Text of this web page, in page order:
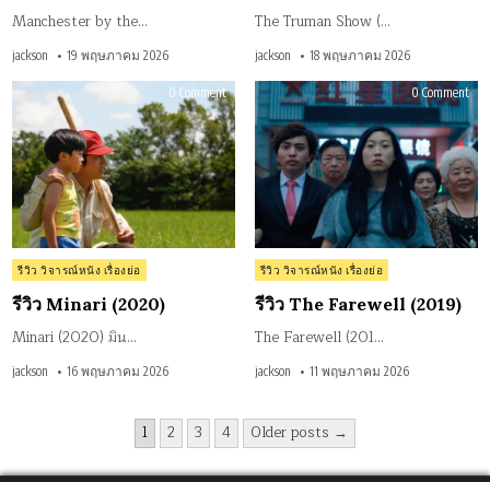
Manchester by the…
jackson 19 พฤษภาคม 2026
The Truman Show (…
jackson 18 พฤษภาคม 2026
0 Commenton
รีวิว
Minari
(2020)
Posted
in
รีวิว วิจารณ์หนัง เรื่องย่อ
รีวิว Minari (2020)
Minari (2020) มิน…
jackson 16 พฤษภาคม 2026
0 Commenton
The
Posted
in
รีวิว วิจารณ์หนัง เรื่องย่อ
รีวิว The Farewell (2019)
The Farewell (201…
jackson 11 พฤษภาคม 2026
pagination
1 2 3 4 Older posts →